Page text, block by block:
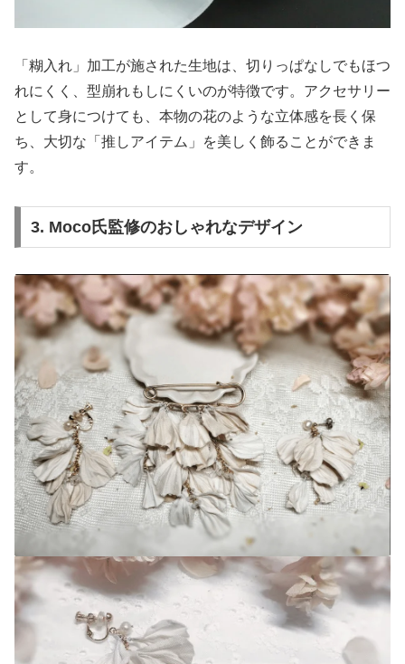
「糊入れ」加工が施された生地は、切りっぱなしでもほつ
れにくく、型崩れもしにくいのが特徴です。アクセサリー
として身につけても、本物の花のような立体感を長く保
ち、大切な「推しアイテム」を美しく飾ることができま
す。
3. Moco氏監修のおしゃれなデザイン